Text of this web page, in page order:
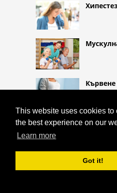
This website uses cookies to
the best experience on our
Learn more
Got it!
COPYRIGHT 2026
РАК НА